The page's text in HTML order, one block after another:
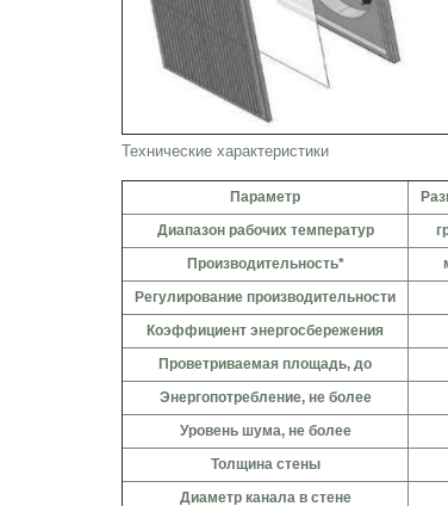
Технические характеристики
Параметр
Диапазон рабочих температур
Производительность*
Регулирование производительности
Коэффициент энергосбережения
Проветриваемая площадь, до
Энергопотребление, не более
Уровень шума, не более
Толщина стены
Диаметр канала в стене